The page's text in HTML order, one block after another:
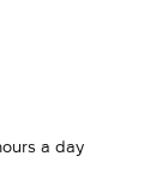
a day